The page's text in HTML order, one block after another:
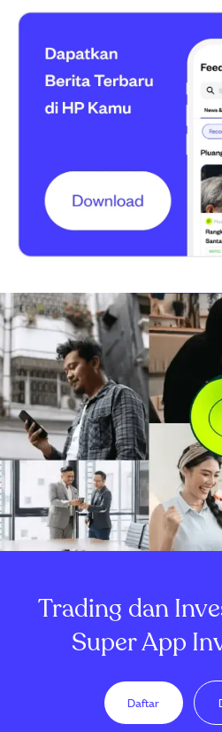
Trading dan
Super App
Daftar